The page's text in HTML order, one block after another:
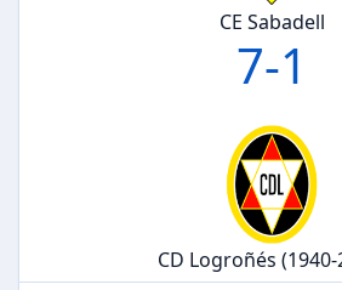
CE Sabadell
7-1
CD Logroñés (1940-